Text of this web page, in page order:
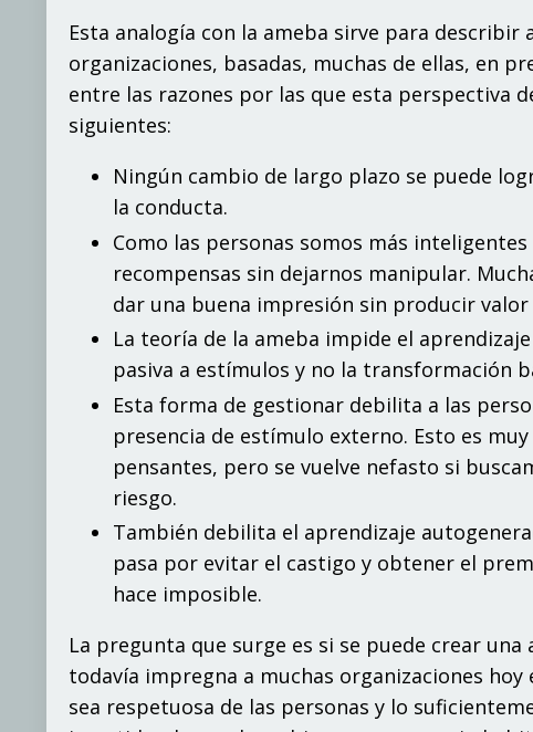
Esta analogía con la ameba sirve para
organizaciones, basadas, muchas de ellas, en
entre las razones por las que esta perspectiva
siguientes:
Ningún cambio de largo plazo se puede
la conducta.
Como las personas somos más
recompensas sin dejarnos manipular.
dar una buena impresión sin producir
La teoría de la ameba impide el
pasiva a estímulos y no la transformación
Esta forma de gestionar debilita a las
presencia de estímulo externo. Esto es
pensantes, pero se vuelve nefasto si
riesgo.
También debilita el aprendizaje
pasa por evitar el castigo y obtener el
hace imposible.
La pregunta que surge es si se puede crear
todavía impregna a muchas organizaciones
sea respetuosa de las personas y lo